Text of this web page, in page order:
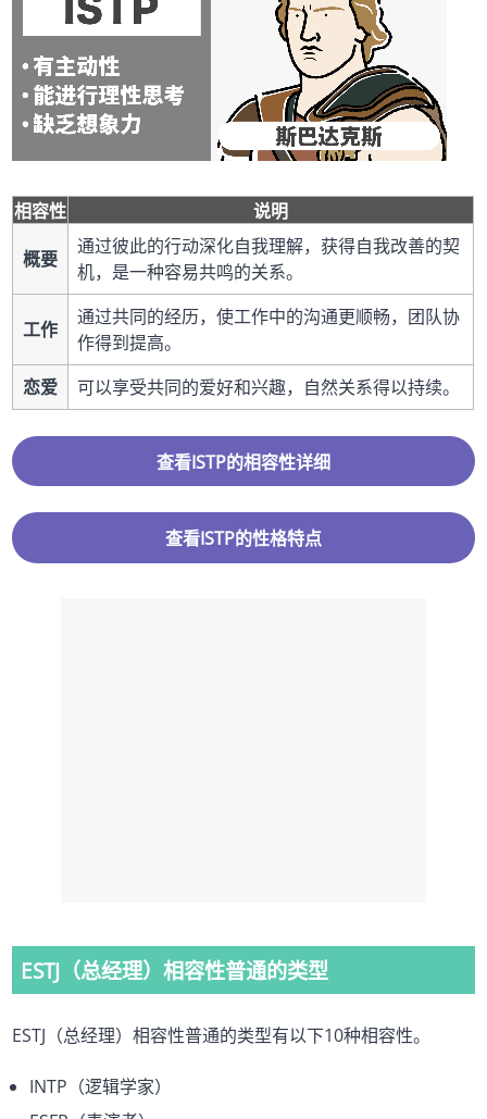
相容性
说明
概要
通过彼此的行动深化自我理解，获得自我改善的契
机，是一种容易共鸣的关系。
工作
通过共同的经历，使工作中的沟通更顺畅，团队协
作得到提高。
恋爱
可以享受共同的爱好和兴趣，自然关系得以持续。
查看ISTP的相容性详细
查看ISTP的性格特点
ESTJ（总经理）相容性普通的类型
ESTJ（总经理）相容性普通的类型有以下10种相容性。
INTP（逻辑学家）